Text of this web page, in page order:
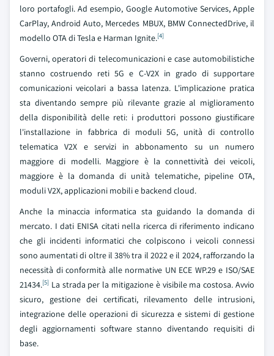
loro portafogli. Ad esempio, Google Automotive Services, Apple
CarPlay, Android Auto, Mercedes MBUX, BMW ConnectedDrive, il
modello OTA di Tesla e Harman Ignite.[4]
Governi, operatori di telecomunicazioni e case automobilistiche
stanno costruendo reti 5G e C-V2X in grado di supportare
comunicazioni veicolari a bassa latenza. L'implicazione pratica
sta diventando sempre più rilevante grazie al miglioramento
della disponibilità delle reti: i produttori possono giustificare
l'installazione in fabbrica di moduli 5G, unità di controllo
telematica V2X e servizi in abbonamento su un numero
maggiore di modelli. Maggiore è la connettività dei veicoli,
maggiore è la domanda di unità telematiche, pipeline OTA,
moduli V2X, applicazioni mobili e backend cloud.
Anche la minaccia informatica sta guidando la domanda di
mercato. I dati ENISA citati nella ricerca di riferimento indicano
che gli incidenti informatici che colpiscono i veicoli connessi
sono aumentati di oltre il 38% tra il 2022 e il 2024, rafforzando la
necessità di conformità alle normative UN ECE WP.29 e ISO/SAE
21434.[5] La strada per la mitigazione è visibile ma costosa. Avvio
sicuro, gestione dei certificati, rilevamento delle intrusioni,
integrazione delle operazioni di sicurezza e sistemi di gestione
degli aggiornamenti software stanno diventando requisiti di
base.